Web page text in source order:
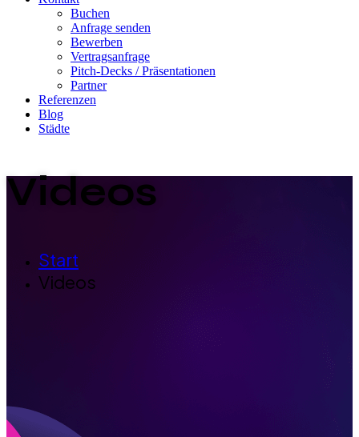
Buchen
Anfrage senden
Bewerben
Vertragsanfrage
Pitch-Decks / Präsentationen
Partner
Referenzen
Blog
Städte
Videos
Start
Videos